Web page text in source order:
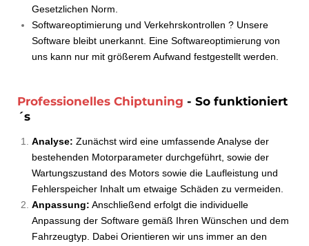
Gesetzlichen Norm.
Softwareoptimierung und Verkehrskontrollen ? Unsere
Software bleibt unerkannt. Eine Softwareoptimierung von
uns kann nur mit größerem Aufwand festgestellt werden.
Professionelles Chiptuning - So funktioniert
´s
Analyse: Zunächst wird eine umfassende Analyse der
bestehenden Motorparameter durchgeführt, sowie der
Wartungszustand des Motors sowie die Laufleistung und
Fehlerspeicher Inhalt um etwaige Schäden zu vermeiden.
Anpassung: Anschließend erfolgt die individuelle
Anpassung der Software gemäß Ihren Wünschen und dem
Fahrzeugtyp. Dabei Orientieren wir uns immer an den